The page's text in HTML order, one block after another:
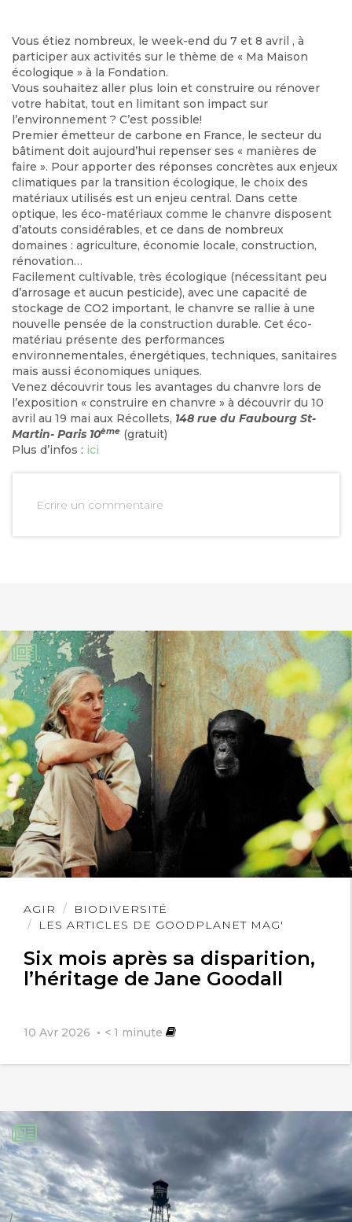
Vous étiez nombreux, le week-end du 7 et 8 avril , à
participer aux activités sur le thème de « Ma Maison
écologique » à la Fondation.
Vous souhaitez aller plus loin et construire ou rénover
votre habitat, tout en limitant son impact sur
l’environnement ? C’est possible!
Premier émetteur de carbone en France, le secteur du
bâtiment doit aujourd’hui repenser ses « manières de
faire ». Pour apporter des réponses concrètes aux enjeux
climatiques par la transition écologique, le choix des
matériaux utilisés est un enjeu central. Dans cette
optique, les éco-matériaux comme le chanvre disposent
d’atouts considérables, et ce dans de nombreux
domaines : agriculture, économie locale, construction,
rénovation…
Facilement cultivable, très écologique (nécessitant peu
d’arrosage et aucun pesticide), avec une capacité de
stockage de CO2 important, le chanvre se rallie à une
nouvelle pensée de la construction durable. Cet éco-
matériau présente des performances
environnementales, énergétiques, techniques, sanitaires
mais aussi économiques uniques.
Venez découvrir tous les avantages du chanvre lors de
l’exposition « construire en chanvre » à découvrir du 10
avril au 19 mai aux Récollets, 148 rue du Faubourg St-
Martin- Paris 10ème (gratuit)
Plus d’infos : ici
Ecrire un commentaire
AGIR
BIODIVERSITÉ
LES ARTICLES DE GOODPLANET MAG'
Six mois après sa disparition,
l’héritage de Jane Goodall
10 Avr 2026 < 1 minute
Lire
l'article